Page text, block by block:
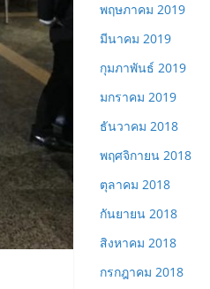
พฤษภาคม 2019
มีนาคม 2019
กุมภาพันธ์ 2019
มกราคม 2019
ธันวาคม 2018
พฤศจิกายน 2018
ตุลาคม 2018
กันยายน 2018
สิงหาคม 2018
กรกฎาคม 2018